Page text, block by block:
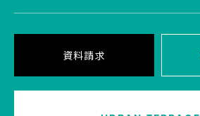
資料請求